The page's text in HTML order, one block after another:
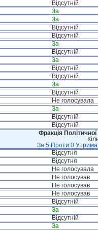
Відсутній
За
За
Відсутній
Відсутній
За
Відсутній
За
Відсутній
Відсутній
За
Відсутній
Не голосувала
За
Відсутній
Відсутній
Фракція
За:5 Проти:0
Відсутня
Відсутня
Не голосувала
Не голосував
Не голосував
Не голосував
Відсутній
За
Відсутній
За